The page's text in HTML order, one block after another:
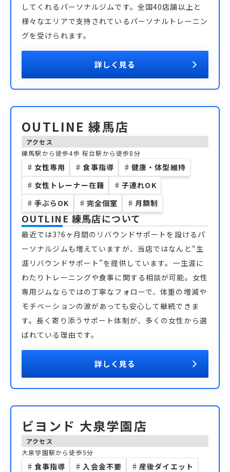
してくれるパーソナルジムです。全国40店舗以上と
様々なエリアで支持されているパーソナルトレーニン
グを受けられます。
詳しく見る
OUTLINE 練馬店
アクセス
練馬駅から徒歩4歩 桜台駅から徒歩8分
♯ 女性専用 ♯ 食事指導 ♯ 健康・体型維持
♯ 女性トレーナー在籍 ♯ 子連れOK
♯ 手ぶらOK ♯ 完全個室 ♯ 月額制
OUTLINE 練馬店について
最近では3?6ヶ月間のリバウンドサポートを設けるパ
ーソナルジムも増えていますが、当店ではなんと“生
涯リバウンドサポート”を提供しています。一生涯に
わたりトレーニングや食事に関する相談が可能。女性
専用ジムならではの丁寧なフォローで、体重の増減や
モチベーションの波があっても安心して継続できま
す。長く寄り添うサポート体制が、多くの女性から選
ばれている理由です。
詳しく見る
ビヨンド 大泉学園店
アクセス
大泉学園駅から徒歩5分
♯ 食事指導 ♯ 入会金不要 ♯ 産後ダイエット